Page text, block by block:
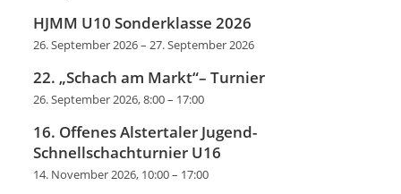
HJMM U10 Sonderklasse 2026
26. September 2026–27. September 2026
22. „Schach am Markt“– Turnier
26. September 2026, 8:00– 17:00
16. Offenes Alstertaler Jugend-
Schnellschachturnier U16
14. November 2026, 10:00– 17:00